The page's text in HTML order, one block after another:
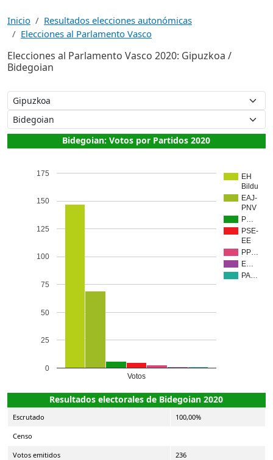
Inicio
Resultados elecciones autonómicas
Elecciones al Parlamento Vasco
Elecciones al Parlamento Vasco 2020: Gipuzkoa /
Bidegoian
Bidegoian: Votos por Partidos 2020
EH
Bildu
EAJ-
PNV
P…
PSE-
EE
PP…
E…
PA…
Votos
0
25
50
75
100
125
150
175
Resultados electorales de Bidegoian 2020
Escrutado 100,00%
Censo
Votos emitidos 236